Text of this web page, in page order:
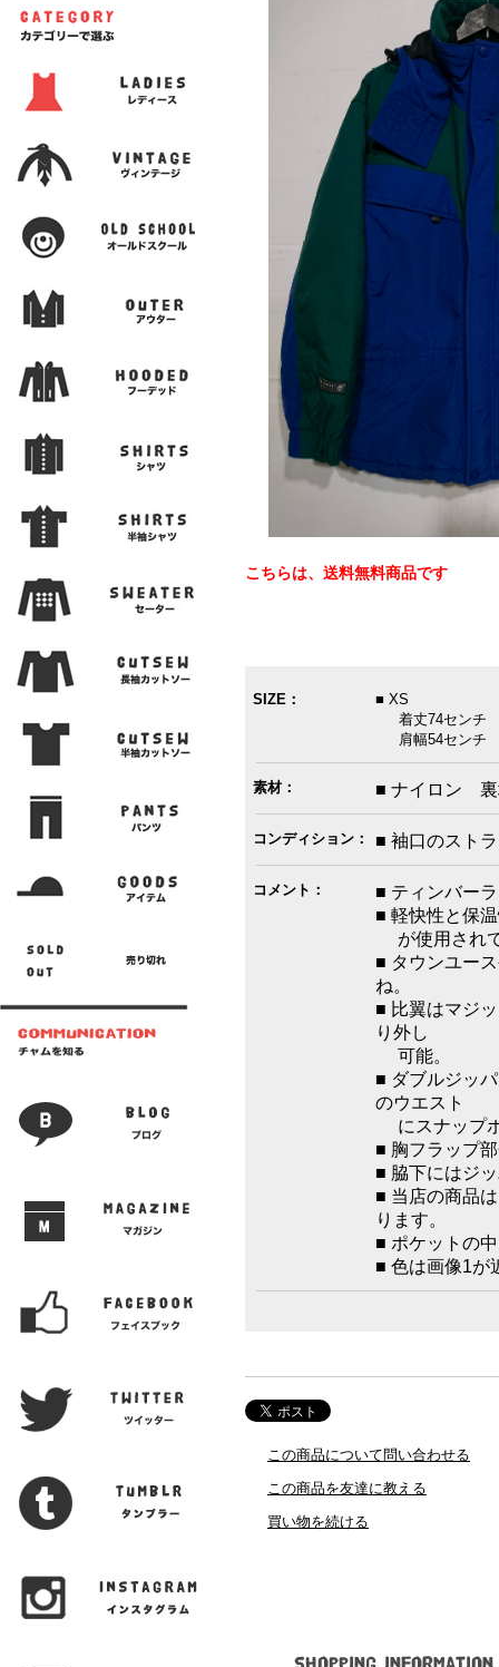
こちらは、送料無料商品です
SIZE：
■ XS
着丈74センチ
肩幅54センチ
素材： ■ ナイロン 裏
コンディション： ■ 袖口のスト
コメント：
■ ティンバー
■ 軽快性と保
が使用され
■ タウンユー
ね。
■ 比翼はマジ
り外し
可能。
■ ダブルジッ
のウエスト
にスナップ
■ 胸フラップ
■ 脇下にはジ
■ 当店の商品
ります。
■ ポケットの
■ 色は画像1が
この商品について問い合わせる
この商品を友達に教える
買い物を続ける